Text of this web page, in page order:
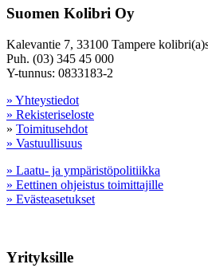
Suomen Kolibri Oy
Kalevantie 7, 33100 Tampere
Puh. (03) 345 45 000
Y-tunnus: 0833183-2
» Yhteystiedot
» Rekisteriseloste
» Toimitusehdot
» Vastuullisuus
» Laatu- ja ympäristöpolitiikka
» Eettinen ohjeistus toimittajille
» Evästeasetukset
Yrityksille